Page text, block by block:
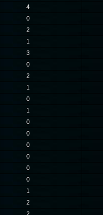
4
0
2
1
3
0
2
1
0
1
0
0
0
0
0
0
1
2